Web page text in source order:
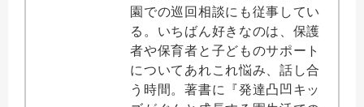
園での巡回相談にも従事してい
る。いちばん好きなのは、保護
者や保育者と子どものサポート
についてあれこれ悩み、話し合
う時間。著書に『発達凸凹キッ